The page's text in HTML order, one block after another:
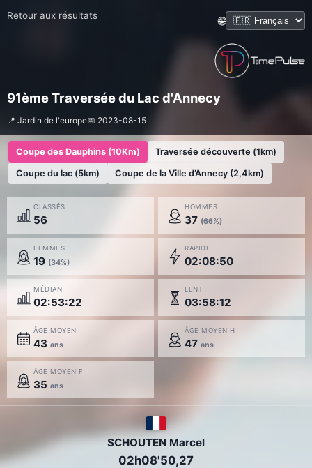
Retour aux résultats 🌐
91ème Traversée du Lac d'Annecy
📍 Jardin de l'europe📅 2023-08-15
Coupe des Dauphins (10Km) Traversée découverte (1km)
Coupe du lac (5km) Coupe de la Ville d’Annecy (2,4km)
CLASSÉS
56
HOMMES
37 (66%)
FEMMES
19 (34%)
RAPIDE
02:08:50
MÉDIAN
02:53:22
LENT
03:58:12
ÂGE MOYEN
43 ans
ÂGE MOYEN H
47 ans
ÂGE MOYEN F
35 ans
SCHOUTEN Marcel
02h08'50,27